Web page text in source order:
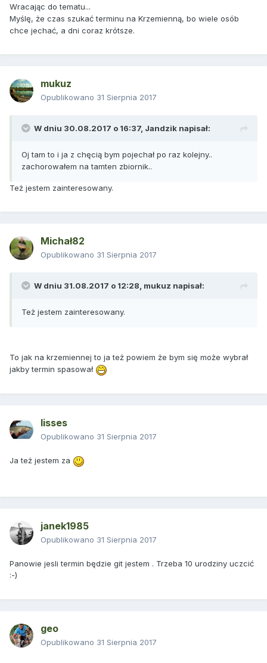
Wracając do tematu...
Myślę, że czas szukać terminu na Krzemienną, bo wiele osób
chce jechać, a dni coraz krótsze.
mukuz
Opublikowano 31 Sierpnia 2017
W dniu 30.08.2017 o 16:37, Jandzik napisał:
Oj tam to i ja z chęcią bym pojechał po raz kolejny..
zachorowałem na tamten zbiornik..
Też jestem zainteresowany.
Michał82
Opublikowano 31 Sierpnia 2017
W dniu 31.08.2017 o 12:28, mukuz napisał:
Też jestem zainteresowany.
To jak na krzemiennej to ja też powiem że bym się może wybrał
jakby termin spasował
lisses
Opublikowano 31 Sierpnia 2017
Ja też jestem za
janek1985
Opublikowano 31 Sierpnia 2017
Panowie jesli termin będzie git jestem . Trzeba 10 urodziny uczcić
:-)
geo
Opublikowano 31 Sierpnia 2017